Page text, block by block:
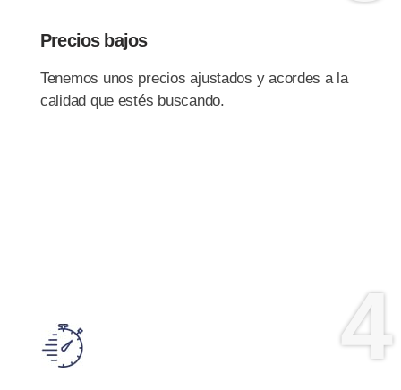
Precios bajos
Tenemos unos precios ajustados y acordes a la
calidad que estés buscando.
4